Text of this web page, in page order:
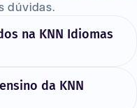
dúvidas.
na KNN Idiomas
da KNN